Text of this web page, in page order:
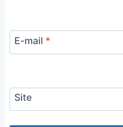
E-mail *
Site